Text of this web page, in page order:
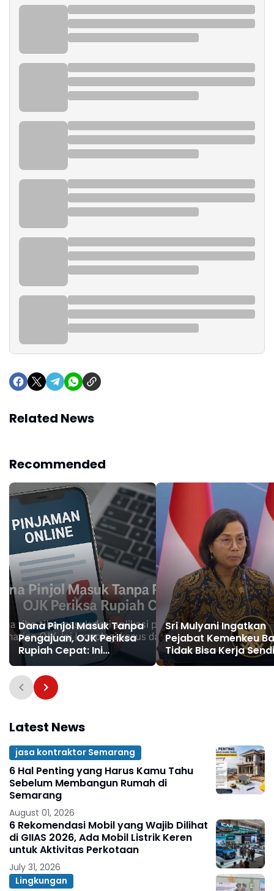
Related News
Recommended
Dana Pinjol Masuk Tanpa
Pengajuan, OJK Periksa
Rupiah Cepat: Ini
Kronologi dan
Imbauannya
Sri Mulyani Ingatkan
Pejabat Kemenkeu
Tidak Bisa Kerja
Latest News
jasa kontraktor Semarang
6 Hal Penting yang Harus Kamu Tahu
Sebelum Membangun Rumah di
Semarang
August 01, 2026
6 Rekomendasi Mobil yang Wajib Dilihat
di GIIAS 2026, Ada Mobil Listrik Keren
untuk Aktivitas Perkotaan
July 31, 2026
Lingkungan